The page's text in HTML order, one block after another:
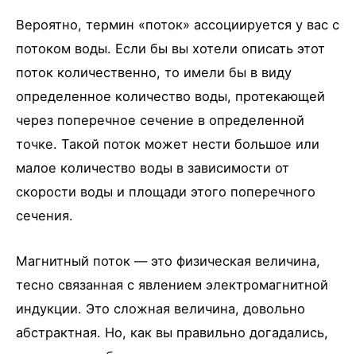
Вероятно, термин «поток» ассоциируется у вас с
потоком воды. Если бы вы хотели описать этот
поток количественно, то имели бы в виду
определенное количество воды, протекающей
через поперечное сечение в определенной
точке. Такой поток может нести большое или
малое количество воды в зависимости от
скорости воды и площади этого поперечного
сечения.
Магнитный поток — это физическая величина,
тесно связанная с явлением электромагнитной
индукции. Это сложная величина, довольно
абстрактная. Но, как вы правильно догадались,